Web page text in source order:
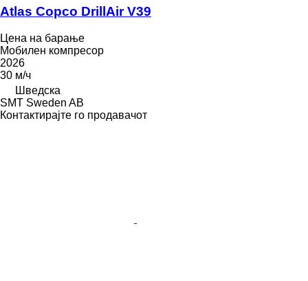
Atlas Copco DrillAir V39
Цена на барање
Мобилен компресор
2026
30 м/ч
Шведска
SMT Sweden AB
Контактирајте го продавачот